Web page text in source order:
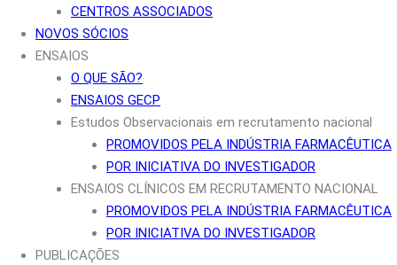
CENTROS ASSOCIADOS
NOVOS SÓCIOS
ENSAIOS
O QUE SÃO?
ENSAIOS GECP
Estudos Observacionais em recrutamento nacional
PROMOVIDOS PELA INDÚSTRIA FARMACÊUTICA
POR INICIATIVA DO INVESTIGADOR
ENSAIOS CLÍNICOS EM RECRUTAMENTO NACIONAL
PROMOVIDOS PELA INDÚSTRIA FARMACÊUTICA
POR INICIATIVA DO INVESTIGADOR
PUBLICAÇÕES